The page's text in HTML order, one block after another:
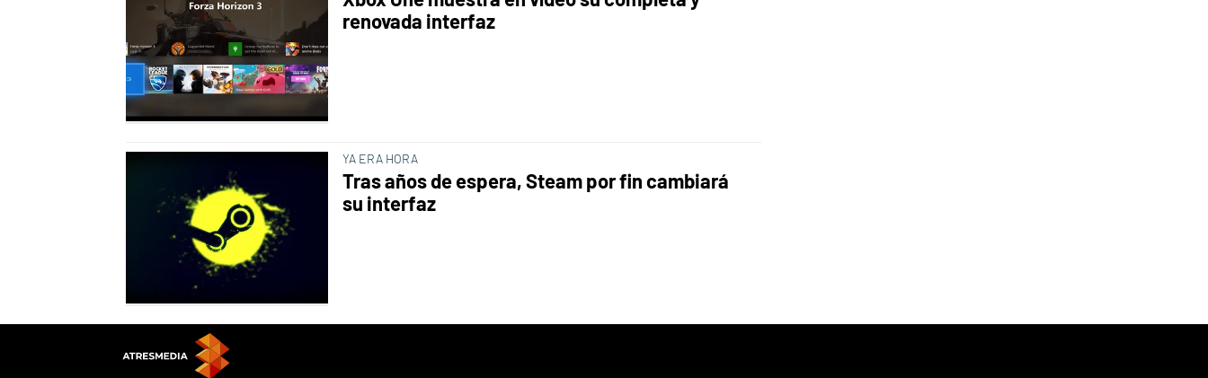
renovada interfaz
YA ERA HORA
Tras años de espera, Steam por fin cambiará
su interfaz